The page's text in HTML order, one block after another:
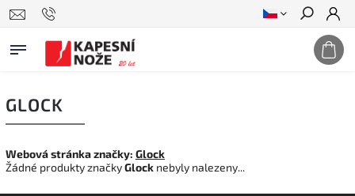
Hledat
GLOCK
Webová stránka značky: Glock
Žádné produkty značkyGlock nebyly nalezeny...